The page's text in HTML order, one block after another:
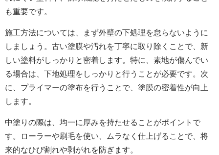
も重要です。
施工方法については、まず外壁の下処理を怠らないように
しましょう。古い塗膜や汚れを丁寧に取り除くことで、新
しい塗料がしっかりと密着します。特に、素地が傷んでい
る場合は、下地処理をしっかりと行うことが必要です。次
に、プライマーの塗布を行うことで、塗膜の密着性が向上
します。
中塗りの際は、均一に厚みを持たせることがポイントで
す。ローラーや刷毛を使い、ムラなく仕上げることで、将
来的なひび割れや剥がれを防ぎます。